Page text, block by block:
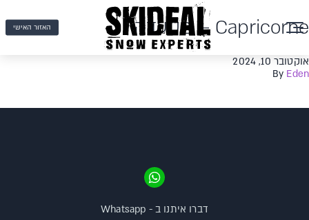
האזור האישי Capricorne – מסעדה
אוקטובר 10, 2024
By Eden
דברו איתנו ב - Whatsapp